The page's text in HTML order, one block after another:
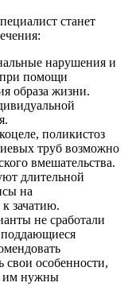
станет
нарушения и
при помощи
образа жизни.
поликистоз
труб возможно
вмешательства.
длительной
на
зачатию.
не сработали
поддающиеся
свои особенности,
им нужны